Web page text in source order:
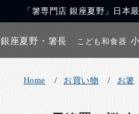
「箸専門店 銀座夏野」日本
銀座夏野・箸長 こども和食器
Home お買い物 お箸